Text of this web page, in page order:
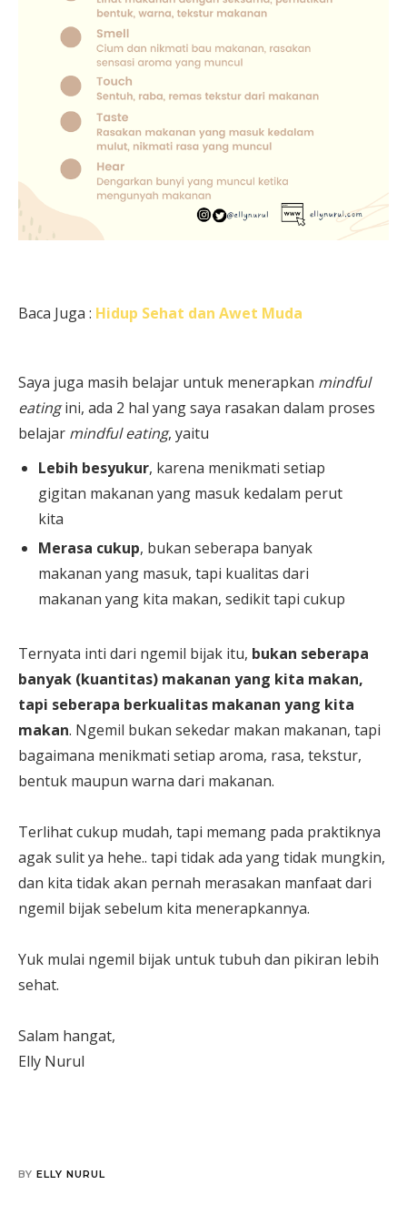
Baca Juga : Hidup Sehat dan Awet Muda
Saya juga masih belajar untuk menerapkan mindful
eatingini, ada 2 hal yang saya rasakan dalam proses
belajar mindful eating, yaitu
Lebih besyukur, karena menikmati setiap
gigitan makanan yang masuk kedalam perut
kita
Merasa cukup, bukan seberapa banyak
makanan yang masuk, tapi kualitas dari
makanan yang kita makan, sedikit tapi cukup
Ternyata inti dari ngemil bijak itu, bukan seberapa
banyak (kuantitas) makanan yang kita makan,
tapi seberapa berkualitas makanan yang kita
makan. Ngemil bukan sekedar makan makanan, tapi
bagaimana menikmati setiap aroma, rasa, tekstur,
bentuk maupun warna dari makanan.
Terlihat cukup mudah, tapi memang pada praktiknya
agak sulit ya hehe.. tapi tidak ada yang tidak mungkin,
dan kita tidak akan pernah merasakan manfaat dari
ngemil bijak sebelum kita menerapkannya.
Yuk mulai ngemil bijak untuk tubuh dan pikiran lebih
sehat.
Salam hangat,
Elly Nurul
BY ELLY NURUL